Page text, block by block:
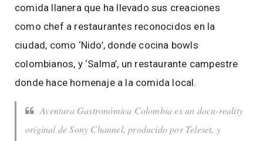
comida llanera que ha llevado sus creaciones
como chef a restaurantes reconocidos en la
ciudad, como ‘Nido’, donde cocina bowls
colombianos, y ‘Salma’, un restaurante campestre
donde hace homenaje a la comida local.
Aventura Gastronómica Colombia es un docu-reality
original de Sony Channel, producido por Teleset, y